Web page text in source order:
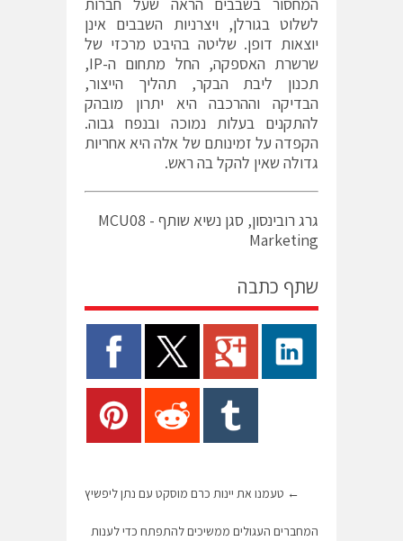
לשלוט בגורלן, ויצרניות השבבים אינן
יוצאות דופן. שליטה בהיבט מרכזי של
שרשרת האספקה, החל מתחום ה-IP,
תכנון ליבת הבקר, תהליך הייצור,
הבדיקה וההרכבה היא יתרון מובהק
להתקנים בעלות נמוכה ובנפח גבוה.
הקפדה על זמינותם של אלה היא אחריות
גדולה שאין להקל בה ראש.
גרג רובינסון, סגן נשיא שותף - MCU08
Marketing
שתף כתבה
← טעמנו את יינות כרם מוסקט עם נתן ליפשיץ
המחברים העגולים ממשיכים להתפתח כדי לענות